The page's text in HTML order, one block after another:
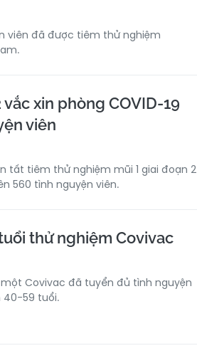
viên đã được tiêm thử nghiệm
xin phòng COVID-19
viên
tất tiêm thử nghiệm mũi 1 giai đoạn 2
560 tình nguyện viên.
thử nghiệm Covivac
Covivac đã tuyển đủ tình nguyện
40-59 tuổi.